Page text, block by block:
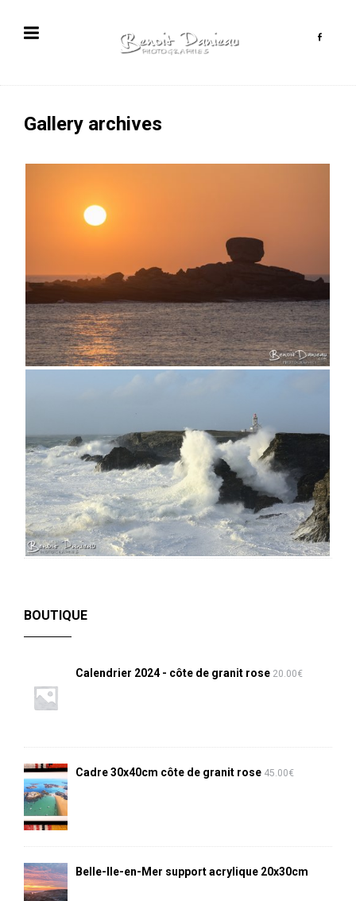
Gallery archives
BOUTIQUE
Calendrier 2024 - côte de granit rose 20.00€
Cadre 30x40cm côte de granit rose 45.00€
Belle-Ile-en-Mer support acrylique 20x30cm